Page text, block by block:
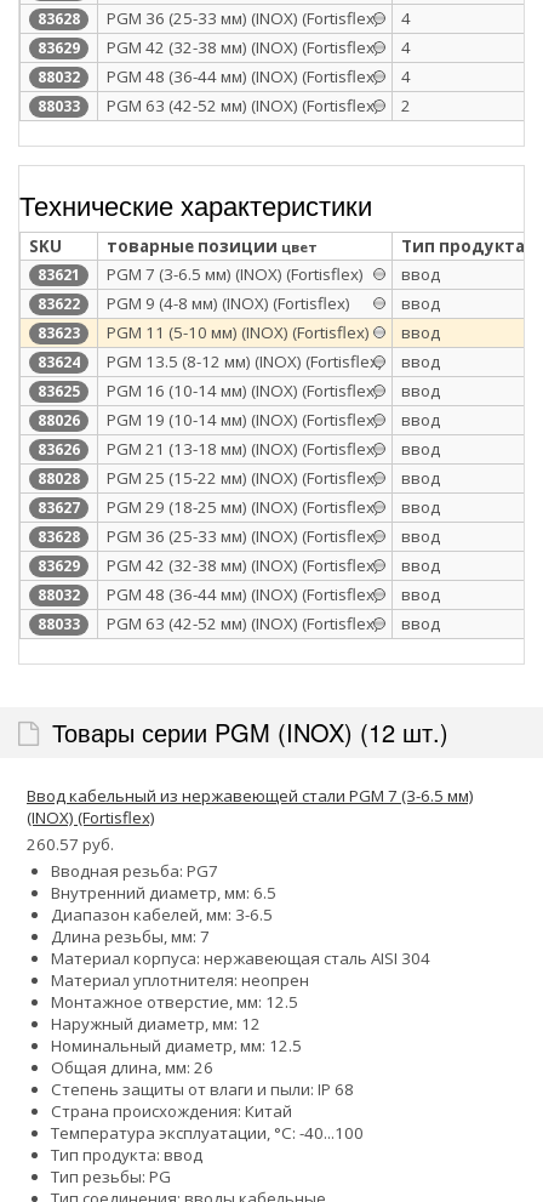
83628 PGМ 36 (25-33 мм) (INOX) (Fortisflex) 4
83629 PGМ 42 (32-38 мм) (INOX) (Fortisflex) 4
88032 PGM 48 (36-44 мм) (INOX) (Fortisflex) 4
88033 PGM 63 (42-52 мм) (INOX) (Fortisflex) 2
Технические характеристики
SKU товарные позиции цвет Тип продукта
83621 PGМ 7 (3-6.5 мм) (INOX) (Fortisflex) ввод
83622 PGМ 9 (4-8 мм) (INOX) (Fortisflex) ввод
83623 PGМ 11 (5-10 мм) (INOX) (Fortisflex) ввод
83624 PGМ 13.5 (8-12 мм) (INOX) (Fortisflex) ввод
83625 PGМ 16 (10-14 мм) (INOX) (Fortisflex) ввод
88026 PGM 19 (10-14 мм) (INOX) (Fortisflex) ввод
83626 PGМ 21 (13-18 мм) (INOX) (Fortisflex) ввод
88028 PGM 25 (15-22 мм) (INOX) (Fortisflex) ввод
83627 PGМ 29 (18-25 мм) (INOX) (Fortisflex) ввод
83628 PGМ 36 (25-33 мм) (INOX) (Fortisflex) ввод
83629 PGМ 42 (32-38 мм) (INOX) (Fortisflex) ввод
88032 PGM 48 (36-44 мм) (INOX) (Fortisflex) ввод
88033 PGM 63 (42-52 мм) (INOX) (Fortisflex) ввод
Товары серии PGM (INOX) (12 шт.)
Ввод кабельный из нержавеющей стали PGМ 7 (3-6.5 мм)
(INOX) (Fortisflex)
260.57 руб.
Вводная резьба: PG7
Внутренний диаметр, мм: 6.5
Диапазон кабелей, мм: 3-6.5
Длина резьбы, мм: 7
Материал корпуса: нержавеющая сталь AISI 304
Материал уплотнителя: неопрен
Монтажное отверстие, мм: 12.5
Наружный диаметр, мм: 12
Номинальный диаметр, мм: 12.5
Общая длина, мм: 26
Степень защиты от влаги и пыли: IP 68
Страна происхождения: Китай
Температура эксплуатации, °С: -40...100
Тип продукта: ввод
Тип резьбы: PG